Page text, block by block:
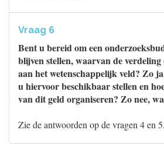
Vraag 6
Bent u bereid om een
blijven stellen, waarvan de
aan het wetenschappelijk veld? Zo
u hiervoor beschikbaar stellen en
van dit geld organiseren? Zo nee,
Zie de antwoorden op de vragen 4 en 5.